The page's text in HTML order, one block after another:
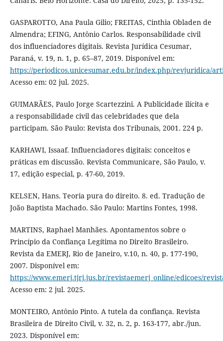
GASPAROTTO, Ana Paula Gilio; FREITAS, Cinthia Obladen de
Almendra; EFING, Antônio Carlos. Responsabilidade civil
dos influenciadores digitais. Revista Jurídica Cesumar,
Paraná, v. 19, n. 1, p. 65–87, 2019. Disponível em:
https://periodicos.unicesumar.edu.br/index.php/revjuridica/
Acesso em: 02 jul. 2025.
GUIMARÃES, Paulo Jorge Scartezzini. A Publicidade ilícita e
a responsabilidade civil das celebridades que dela
participam. São Paulo: Revista dos Tribunais, 2001. 224 p.
KARHAWI, Issaaf. Influenciadores digitais: conceitos e
práticas em discussão. Revista Communicare, São Paulo, v.
17, edição especial, p. 47-60, 2019.
KELSEN, Hans. Teoria pura do direito. 8. ed. Tradução de
João Baptista Machado. São Paulo: Martins Fontes, 1998.
MARTINS, Raphael Manhães. Apontamentos sobre o
Princípio da Confiança Legítima no Direito Brasileiro.
Revista da EMERJ, Rio de Janeiro, v.10, n. 40, p. 177-190,
2007. Disponível em:
https://www.emerj.tjrj.jus.br/revistaemerj_online/edicoes/
Acesso em: 2 jul. 2025.
MONTEIRO, Antônio Pinto. A tutela da confiança. Revista
Brasileira de Direito Civil, v. 32, n. 2, p. 163-177, abr./jun.
2023. Disponível em: